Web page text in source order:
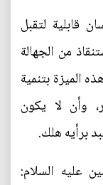
قابلية لتقبل
من الجهالة
الميزة بتنمية
وأن لا يكون
برأيه هلك.
عليه السلام: